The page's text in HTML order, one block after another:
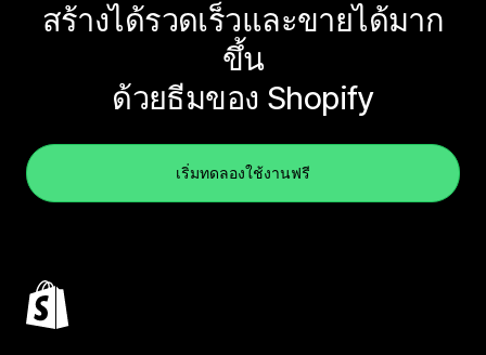
สร้างได้รวดเร็วและขายได้มาก
ขึ้น
ด้วยธีมของ Shopify
เริ่มทดลองใช้งานฟรี